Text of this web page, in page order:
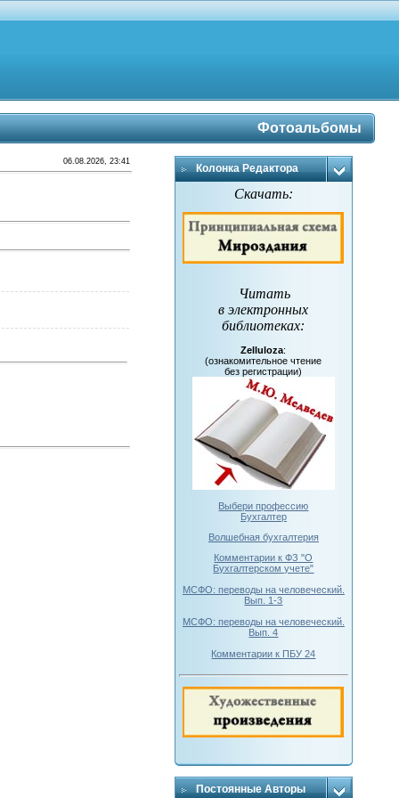
Фотоальбомы
06.08.2026, 23:41
Колонка Редактора
Скачать:
Читать
в электронных
библиотеках:
Zelluloza:
(ознакомительное чтение
без регистрации)
Выбери профессию
Бухгалтер
Волшебная бухгалтерия
Комментарии к ФЗ "О
Бухгалтерском учете"
МСФО: переводы на человеческий.
Вып. 1-3
МСФО: переводы на человеческий.
Вып. 4
Комментарии к ПБУ 24
Постоянные Авторы